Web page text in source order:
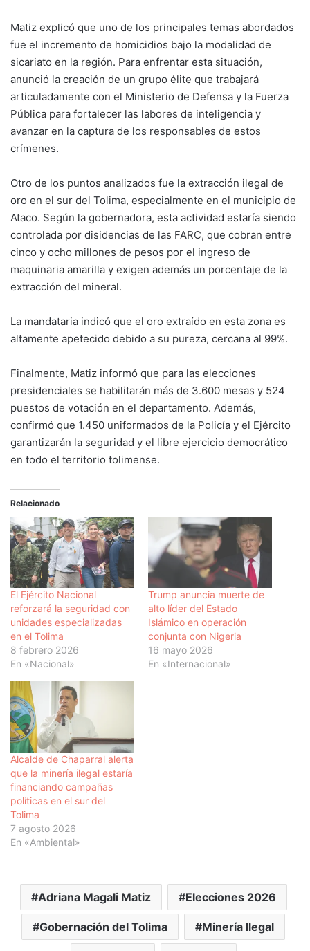
Matiz explicó que uno de los principales temas abordados
fue el incremento de homicidios bajo la modalidad de
sicariato en la región. Para enfrentar esta situación,
anunció la creación de un grupo élite que trabajará
articuladamente con el Ministerio de Defensa y la Fuerza
Pública para fortalecer las labores de inteligencia y
avanzar en la captura de los responsables de estos
crímenes.
Otro de los puntos analizados fue la extracción ilegal de
oro en el sur del Tolima, especialmente en el municipio de
Ataco. Según la gobernadora, esta actividad estaría siendo
controlada por disidencias de las FARC, que cobran entre
cinco y ocho millones de pesos por el ingreso de
maquinaria amarilla y exigen además un porcentaje de la
extracción del mineral.
La mandataria indicó que el oro extraído en esta zona es
altamente apetecido debido a su pureza, cercana al 99%.
Finalmente, Matiz informó que para las elecciones
presidenciales se habilitarán más de 3.600 mesas y 524
puestos de votación en el departamento. Además,
confirmó que 1.450 uniformados de la Policía y el Ejército
garantizarán la seguridad y el libre ejercicio democrático
en todo el territorio tolimense.
Relacionado
El Ejército Nacional
reforzará la seguridad con
unidades especializadas
en el Tolima
8 febrero 2026
En «Nacional»
Trump anuncia muerte de
alto líder del Estado
Islámico en operación
conjunta con Nigeria
16 mayo 2026
En «Internacional»
Alcalde de Chaparral alerta
que la minería ilegal estaría
financiando campañas
políticas en el sur del
Tolima
7 agosto 2026
En «Ambiental»
Adriana Magali Matiz Elecciones 2026
Gobernación del Tolima Minería Ilegal